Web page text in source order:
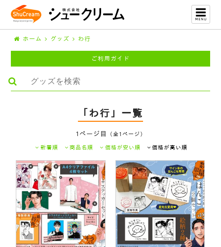
ホーム グッズ わ行
ご利用ガイド
「わ行」一覧
1ページ目
（全1ページ）
新着順
商品名順 価格が安い順 価格が高い順